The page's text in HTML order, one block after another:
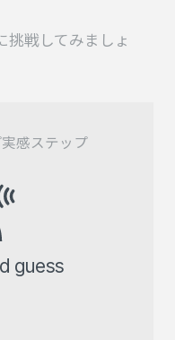
挑戦してみましょ
感ステップ
guess